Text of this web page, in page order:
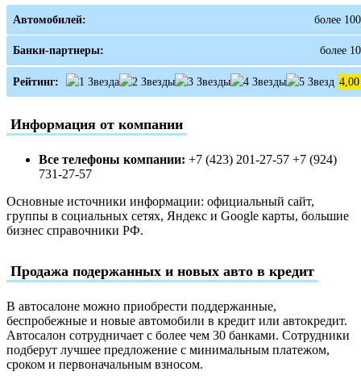
Автомобилей: более 100
Банки-партнеры: более 10
Рейтинг: 4,00
Информация от компании
Все телефоны компании: +7 (423) 201-27-57 +7 (924)
731-27-57
Основные источники информации: официальный сайт,
группы в социальных сетях, Яндекс и Google карты, большие
бизнес справочники РФ.
Продажа подержанных и новых авто в кредит
В автосалоне можно приобрести поддержанные,
беспробежные и новые автомобили в кредит или автокредит.
Автосалон сотрудничает с более чем 30 банками. Сотрудники
подберут лучшее предложение с минимальным платежом,
сроком и первоначальным взносом.